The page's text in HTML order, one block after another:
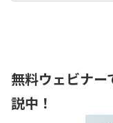
無料ウェビナ
説中！